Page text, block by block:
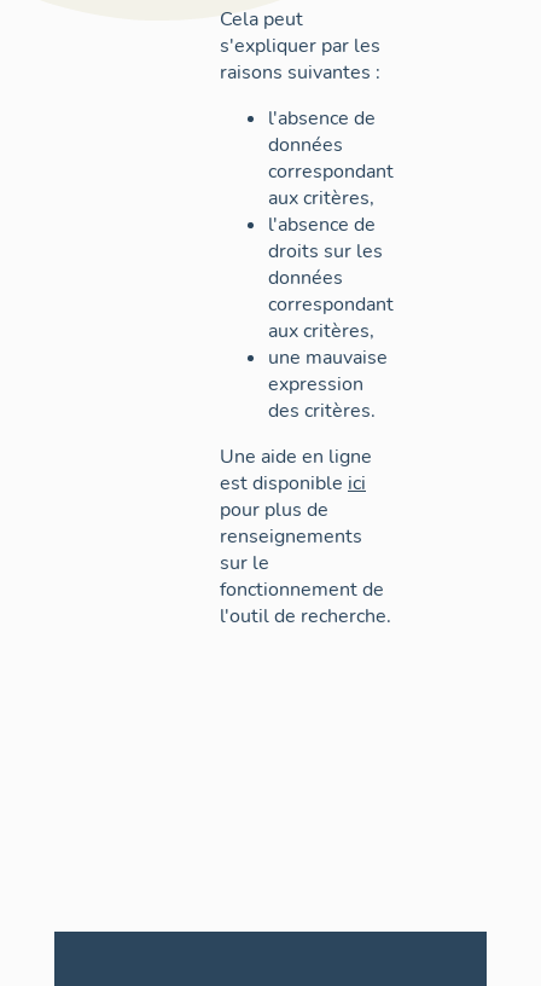
Cela peut
s'expliquer par les
raisons suivantes :
l'absence de
données
correspondant
aux critères,
l'absence de
droits sur les
données
correspondant
aux critères,
une mauvaise
expression
des critères.
Une aide en ligne
est disponible ici
pour plus de
renseignements
sur le
fonctionnement de
l'outil de recherche.